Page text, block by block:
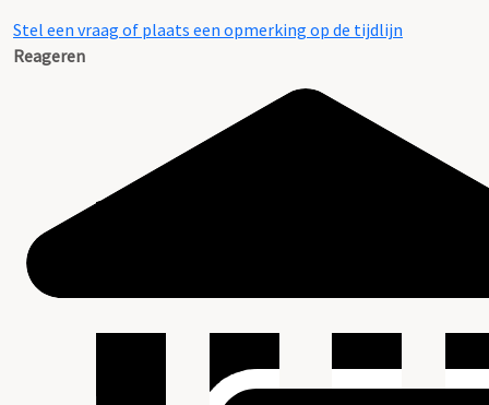
Stel een vraag of plaats een opmerking op de tijdlijn
Reageren